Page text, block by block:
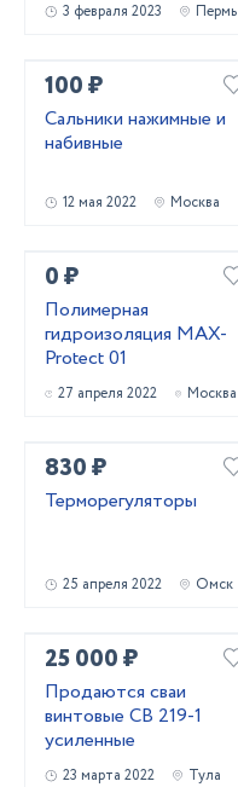
3 февраля 2023 Пермь
100 ₽
Сальники нажимные и
набивные
12 мая 2022 Москва
0 ₽
Полимерная
гидроизоляция MAX-
Protect 01
27 апреля 2022 Москва
830 ₽
Терморегуляторы
25 апреля 2022 Омск
25 000 ₽
Продаются сваи
винтовые СВ 219-1
усиленные
23 марта 2022 Тула